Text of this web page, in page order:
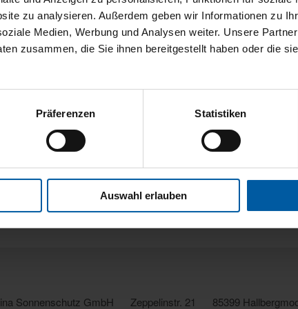
zu analysieren. Außerdem geben wir Informationen zu
Medien, Werbung und Analysen weiter. Unsere
zusammen, die Sie ihnen bereitgestellt haben oder die
Präferenzen Statistiken
Auswahl erlauben
möchten sich ohne Aufwand über Produkte und Preise
bei unserem Digitalen Kaufberater! Er bietet Ihnen die
Sonnenschutz GmbH
Zeppelinstr. 21 85399